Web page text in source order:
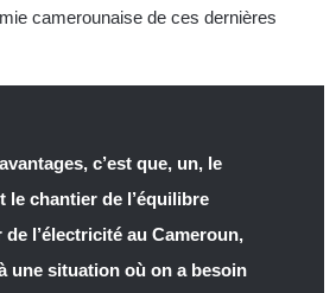
camerounaise de ces dernières
c’est que, un, le
le chantier de l’équilibre
l’électricité au Cameroun,
une situation où on a besoin